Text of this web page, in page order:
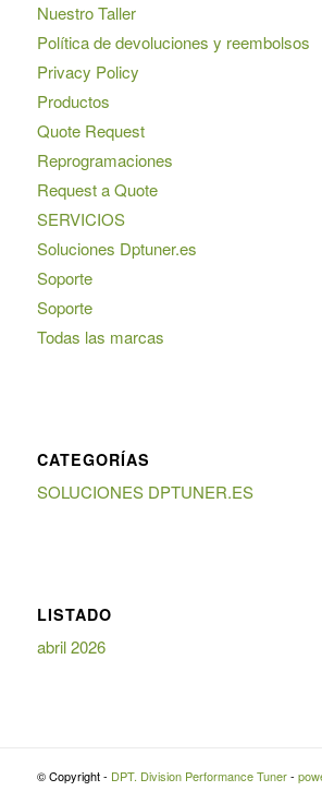
Nuestro Taller
Política de devoluciones y reembolsos
Privacy Policy
Productos
Quote Request
Reprogramaciones
Request a Quote
SERVICIOS
Soluciones Dptuner.es
Soporte
Soporte
Todas las marcas
CATEGORÍAS
SOLUCIONES DPTUNER.ES
LISTADO
abril 2026
© Copyright - DPT. Division Performance Tuner-